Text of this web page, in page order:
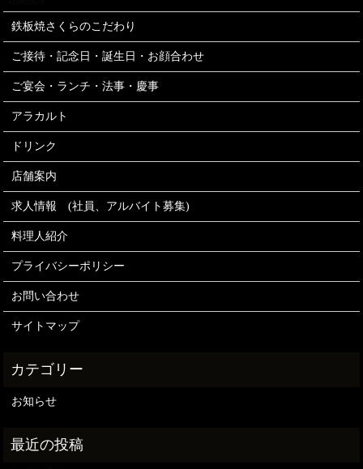
鉄板焼さくらのこだわり
ご接待・記念日・誕生日・お顔合わせ
ご宴会・ランチ・法事・慶事
アラカルト
ドリンク
店舗案内
求人情報 (社員、アルバイト募集)
料理人紹介
プライバシーポリシー
お問い合わせ
サイトマップ
お知らせ